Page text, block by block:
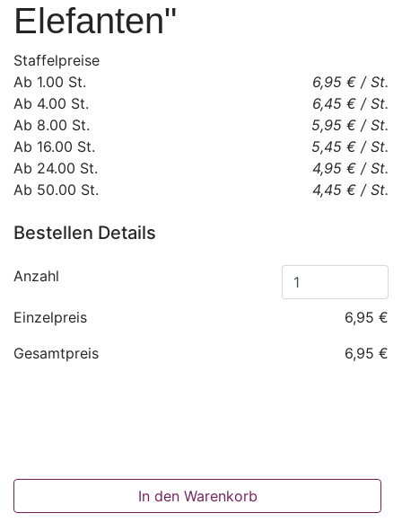
Elefanten"
Staffelpreise
Ab 1.00 St. 6,95 € / St.
Ab 4.00 St. 6,45 € / St.
Ab 8.00 St. 5,95 € / St.
Ab 16.00 St. 5,45 € / St.
Ab 24.00 St. 4,95 € / St.
Ab 50.00 St. 4,45 € / St.
Bestellen Details
Anzahl
Einzelpreis
6,95 €
Gesamtpreis
6,95 €
In den Warenkorb